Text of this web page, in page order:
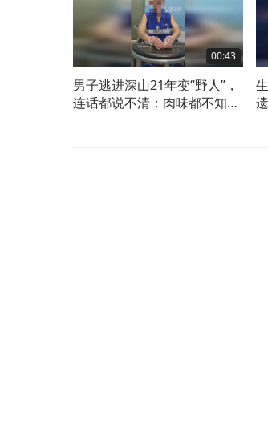
00:43
男子逃进深山21年变“野人”，
连话都说不清：肉味都不知道